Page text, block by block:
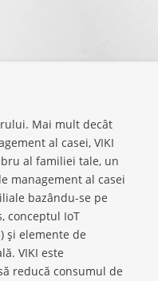
Mai mult decât
al casei, VIKI
al familiei tale, un
management al casei
bazându-se pe
conceptul IoT
şi elemente de
VIKI este
reducă consumul de